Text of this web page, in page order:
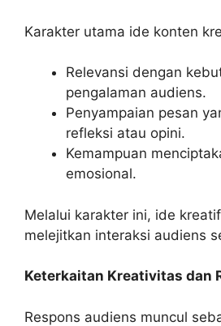
Karakter utama ide konten
Relevansi dengan
pengalaman audiens.
Penyampaian pesan
refleksi atau opini.
Kemampuan
emosional.
Melalui karakter ini, ide
melejitkan interaksi audiens
Keterkaitan Kreativitas dan
Respons audiens muncul